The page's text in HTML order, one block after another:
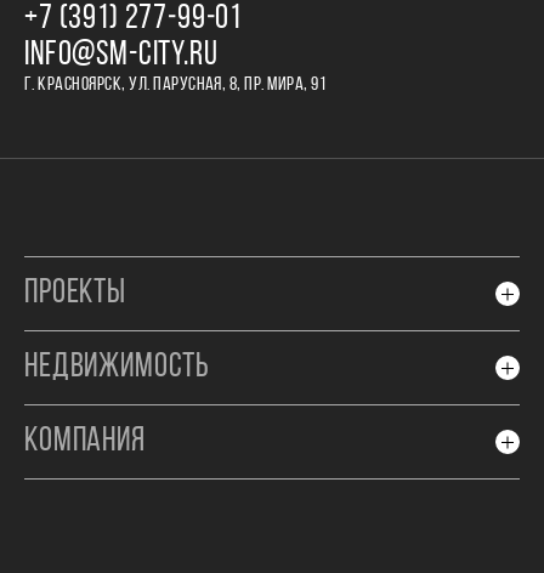
+7 (391) 277‒99‒01
INFO@SM-CITY.RU
Г. КРАСНОЯРСК, УЛ. ПАРУСНАЯ, 8, ПР. МИРА, 91
ПРОЕКТЫ
НЕДВИЖИМОСТЬ
КОМПАНИЯ